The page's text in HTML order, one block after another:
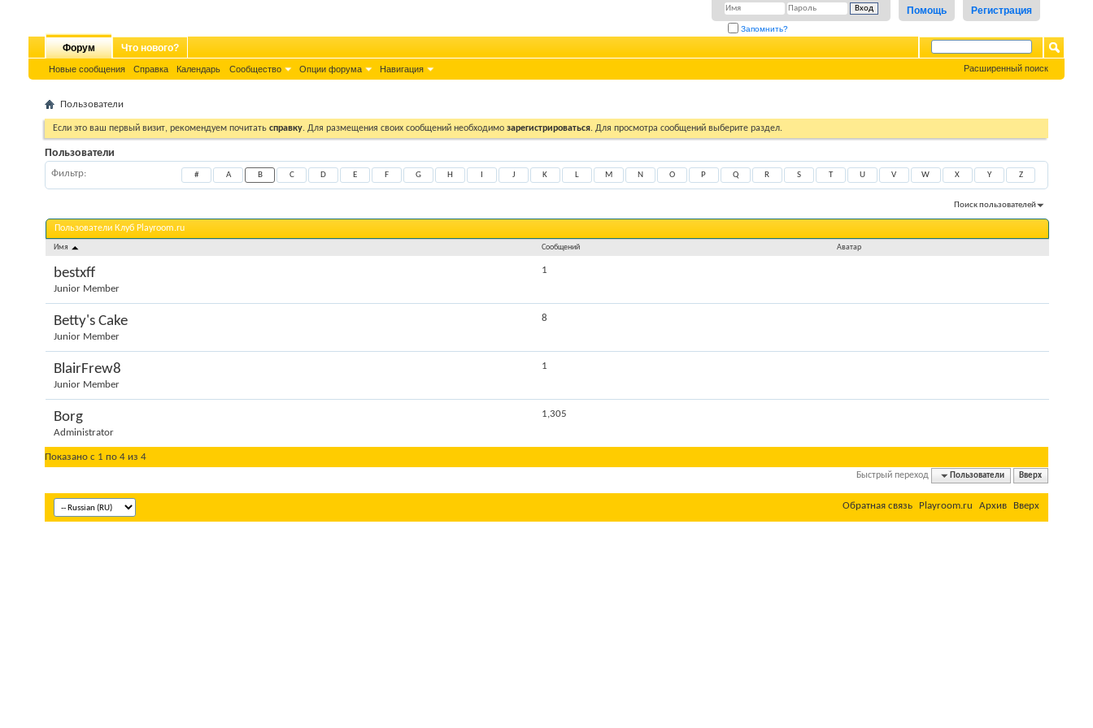
Регистрация
Помощь
Запомнить?
Форум
Новые сообщения Справка Календарь Сообщество Опции форума Навигация
Что нового?
Расширенный поиск
Пользователи
Если это ваш первый визит, рекомендуем почитать справку. Для размещения своих сообщений необходимо зарегистрироваться. Для просмотра сообщений выберите раздел.
Пользователи
Фильтр # A B C D E F G H J K L M N O P Q R S T U V W X Y Z
Поиск пользователей
Пользователи Клуб Playroom.ru
Имя Сообщений Аватар
bestxff
Junior Member
1
Betty's Cake
Junior Member
8
BlairFrew8
Junior Member
1
Borg
Administrator
1,305
Показано с 1 по 4 из 4
Быстрый переход Пользователи Вверх
Обратная связь Playroom.ru Архив Вверх